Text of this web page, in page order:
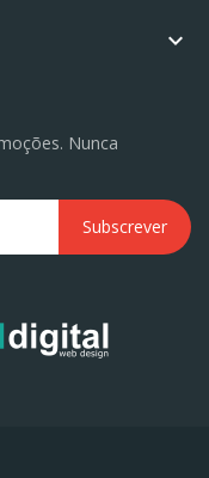

Nunca
Subscrever